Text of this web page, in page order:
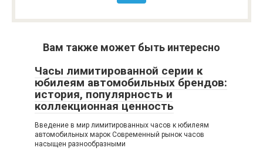
Вам также может быть интересно
Часы лимитированной серии к
юбилеям автомобильных брендов:
история, популярность и
коллекционная ценность
Введение в мир лимитированных часов к юбилеям
автомобильных марок Современный рынок часов
насыщен разнообразными